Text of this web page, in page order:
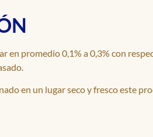
en promedio 0,1% a 0,3% con
en un lugar seco y fresco este